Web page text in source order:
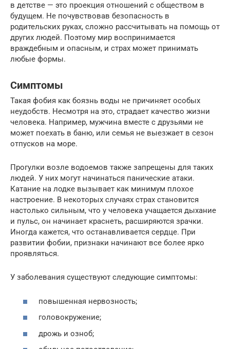
в детстве — это проекция отношений с обществом в
будущем. Не почувствовав безопасность в
родительских руках, сложно рассчитывать на помощь от
других людей. Поэтому мир воспринимается
враждебным и опасным, и страх может принимать
любые формы.
Симптомы
Такая фобия как боязнь воды не причиняет особых
неудобств. Несмотря на это, страдает качество жизни
человека. Например, мужчина вместе с друзьями не
может поехать в баню, или семья не выезжает в сезон
отпусков на море.
Прогулки возле водоемов также запрещены для таких
людей. У них могут начинаться панические атаки.
Катание на лодке вызывает как минимум плохое
настроение. В некоторых случаях страх становится
настолько сильным, что у человека учащается дыхание
и пульс, он начинает краснеть, расширяются зрачки.
Иногда кажется, что останавливается сердце. При
развитии фобии, признаки начинают все более ярко
проявляться.
У заболевания существуют следующие симптомы:
повышенная нервозность;
головокружение;
дрожь и озноб;